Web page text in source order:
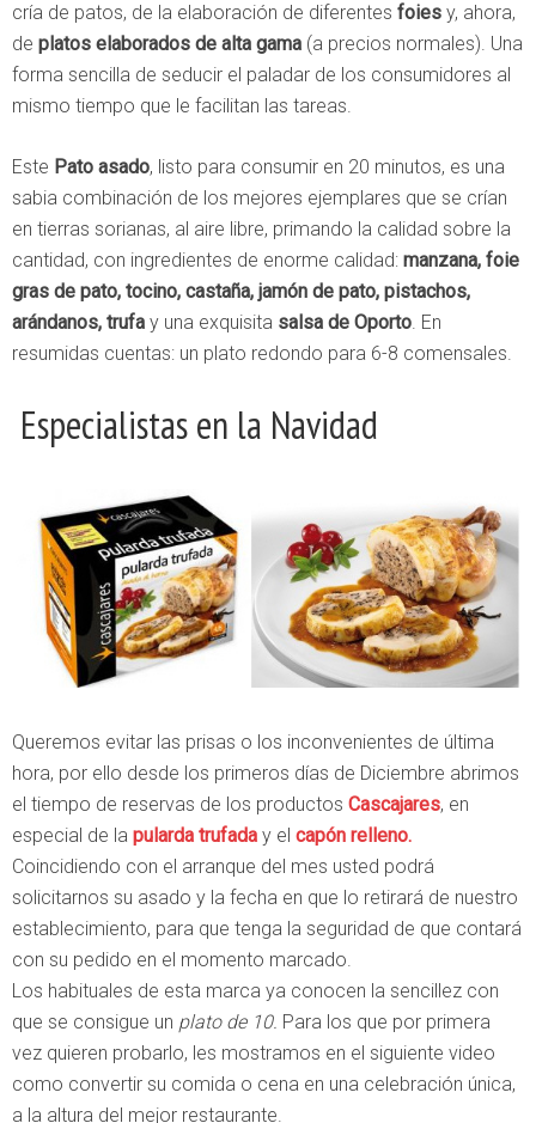
cría de patos, de la elaboración de diferentes foies y, ahora,
de platos elaborados de alta gama (a precios normales). Una
forma sencilla de seducir el paladar de los consumidores al
mismo tiempo que le facilitan las tareas.
Este Pato asado, listo para consumir en 20 minutos, es una
sabia combinación de los mejores ejemplares que se crían
en tierras sorianas, al aire libre, primando la calidad sobre la
cantidad, con ingredientes de enorme calidad: manzana, foie
gras de pato, tocino, castaña, jamón de pato, pistachos,
arándanos, trufa y una exquisita salsa de Oporto. En
resumidas cuentas: un plato redondo para 6-8 comensales.
Especialistas en la Navidad
Queremos evitar las prisas o los inconvenientes de última
hora, por ello desde los primeros días de Diciembre abrimos
el tiempo de reservas de los productos Cascajares, en
especial de la pularda trufada y el capón relleno.
Coincidiendo con el arranque del mes usted podrá
solicitarnos su asado y la fecha en que lo retirará de nuestro
establecimiento, para que tenga la seguridad de que contará
con su pedido en el momento marcado.
Los habituales de esta marca ya conocen la sencillez con
que se consigue un plato de 10. Para los que por primera
vez quieren probarlo, les mostramos en el siguiente video
como convertir su comida o cena en una celebración única,
a la altura del mejor restaurante.